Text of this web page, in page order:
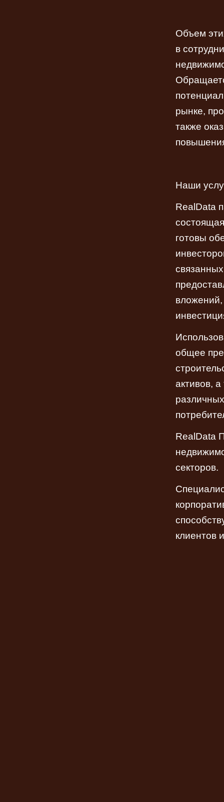
Объем
в
рынке,
также
Наши
RealData
готовы
вложений,
общее
активов,
RealData
секторов.
клиентов